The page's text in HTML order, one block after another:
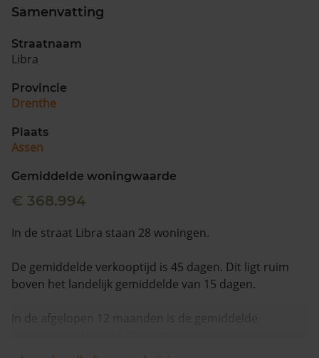
Samenvatting
Straatnaam
Libra
Provincie
Drenthe
Plaats
Assen
Gemiddelde woningwaarde
€ 368.994
In de straat Libra staan 28 woningen.
De gemiddelde verkooptijd is 45 dagen. Dit ligt ruim
boven het landelijk gemiddelde van 15 dagen.
In de afgelopen 12 maanden is de gemiddelde